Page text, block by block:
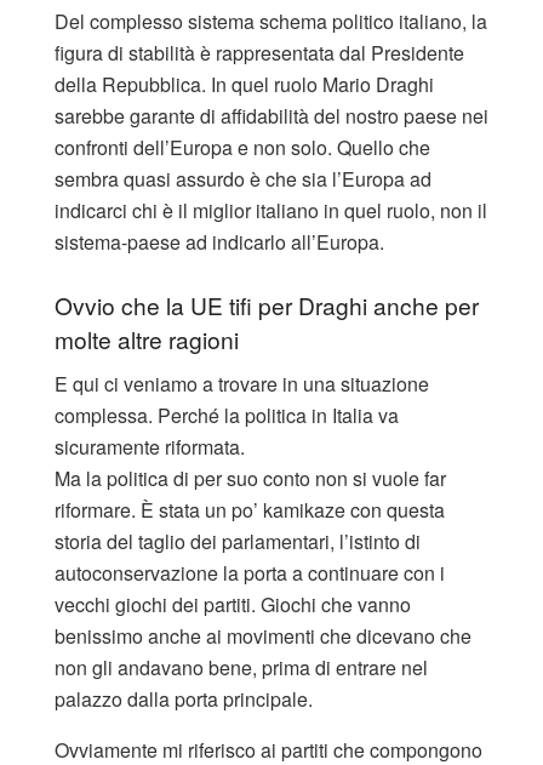
Del complesso sistema schema politico italiano, la
figura di stabilità è rappresentata dal Presidente
della Repubblica. In quel ruolo Mario Draghi
sarebbe garante di affidabilità del nostro paese nei
confronti dell’Europa e non solo. Quello che
sembra quasi assurdo è che sia l’Europa ad
indicarci chi è il miglior italiano in quel ruolo, non il
sistema-paese ad indicarlo all’Europa.
Ovvio che la UE tifi per Draghi anche per
molte altre ragioni
E qui ci veniamo a trovare in una situazione
complessa. Perché la politica in Italia va
sicuramente riformata.
Ma la politica di per suo conto non si vuole far
riformare. È stata un po’ kamikaze con questa
storia del taglio dei parlamentari, l’istinto di
autoconservazione la porta a continuare con i
vecchi giochi dei partiti. Giochi che vanno
benissimo anche ai movimenti che dicevano che
non gli andavano bene, prima di entrare nel
palazzo dalla porta principale.
Ovviamente mi riferisco ai partiti che compongono